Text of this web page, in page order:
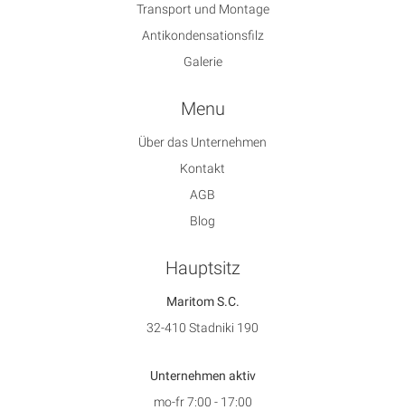
Transport und Montage
Antikondensationsfilz
Galerie
Menu
Über das Unternehmen
Kontakt
AGB
Blog
Hauptsitz
Maritom S.C.
32-410 Stadniki 190
Unternehmen aktiv
mo-fr 7:00 - 17:00